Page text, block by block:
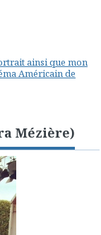
ainsi que mon
Américain de
Mézière)